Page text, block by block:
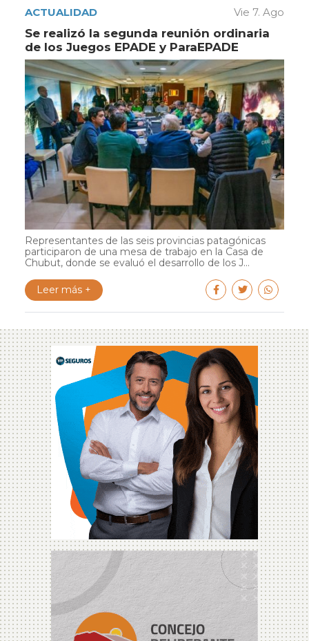
ACTUALIDAD Vie 7. Ago
Se realizó la segunda reunión ordinaria
de los Juegos EPADE y ParaEPADE
Representantes de las seis provincias patagónicas
participaron de una mesa de trabajo en la Casa de
Chubut, donde se evaluó el desarrollo de los J...
Leer más +